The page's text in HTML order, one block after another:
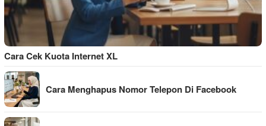
Cara Cek Kuota Internet XL
Cara Menghapus Nomor Telepon Di Facebook